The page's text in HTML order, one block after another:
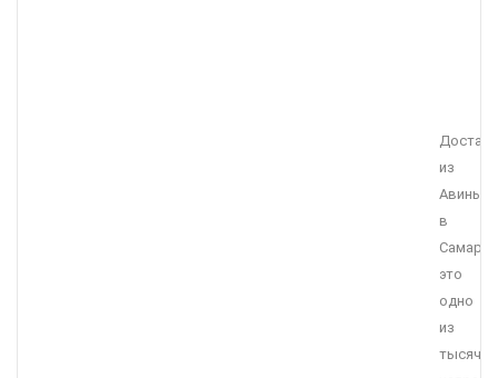
из
в
Самару
это
одно
из
тысячи